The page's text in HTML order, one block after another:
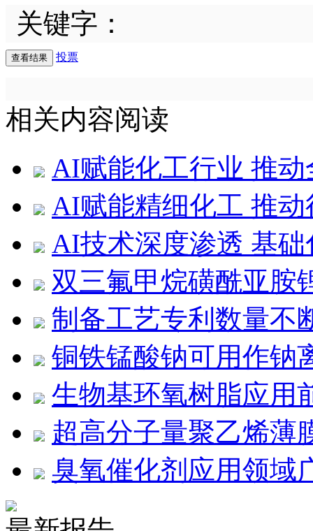
关键字：
投票
相关内容阅读
AI赋能化工行业 推
AI赋能精细化工 推
AI技术深度渗透 基
双三氟甲烷磺酰亚胺
制备工艺专利数量不
铜铁锰酸钠可用作钠
生物基环氧树脂应用
超高分子量聚乙烯薄
臭氧催化剂应用领域